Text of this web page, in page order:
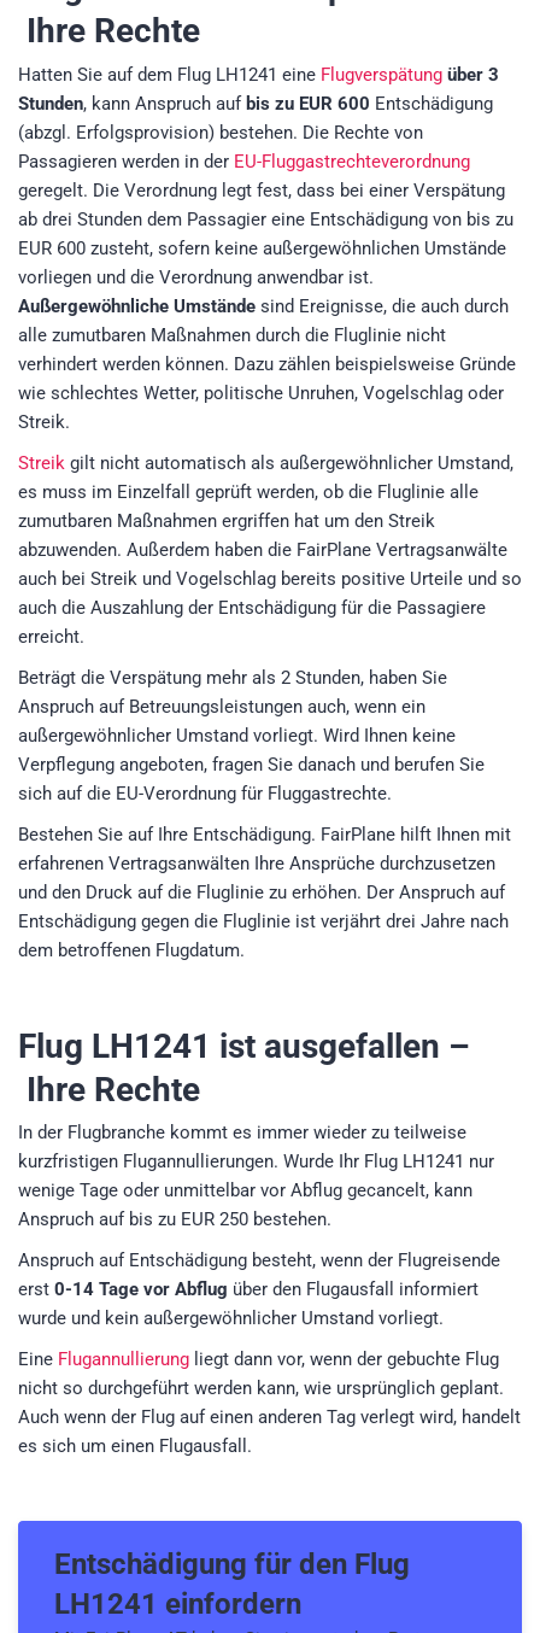
Ihre Rechte
Hatten Sie auf dem Flug LH1241 eine Flugverspätung über 3
Stunden, kann Anspruch auf bis zu EUR 600 Entschädigung
(abzgl. Erfolgsprovision) bestehen. Die Rechte von
Passagieren werden in der EU-Fluggastrechteverordnung
geregelt. Die Verordnung legt fest, dass bei einer Verspätung
ab drei Stunden dem Passagier eine Entschädigung von bis zu
EUR 600 zusteht, sofern keine außergewöhnlichen Umstände
vorliegen und die Verordnung anwendbar ist.
Außergewöhnliche Umstände sind Ereignisse, die auch durch
alle zumutbaren Maßnahmen durch die Fluglinie nicht
verhindert werden können. Dazu zählen beispielsweise Gründe
wie schlechtes Wetter, politische Unruhen, Vogelschlag oder
Streik.
Streik gilt nicht automatisch als außergewöhnlicher Umstand,
es muss im Einzelfall geprüft werden, ob die Fluglinie alle
zumutbaren Maßnahmen ergriffen hat um den Streik
abzuwenden. Außerdem haben die FairPlane Vertragsanwälte
auch bei Streik und Vogelschlag bereits positive Urteile und so
auch die Auszahlung der Entschädigung für die Passagiere
erreicht.
Beträgt die Verspätung mehr als 2 Stunden, haben Sie
Anspruch auf Betreuungsleistungen auch, wenn ein
außergewöhnlicher Umstand vorliegt. Wird Ihnen keine
Verpflegung angeboten, fragen Sie danach und berufen Sie
sich auf die EU-Verordnung für Fluggastrechte.
Bestehen Sie auf Ihre Entschädigung. FairPlane hilft Ihnen mit
erfahrenen Vertragsanwälten Ihre Ansprüche durchzusetzen
und den Druck auf die Fluglinie zu erhöhen. Der Anspruch auf
Entschädigung gegen die Fluglinie ist verjährt drei Jahre nach
dem betroffenen Flugdatum.
Flug LH1241 ist ausgefallen –
Ihre Rechte
In der Flugbranche kommt es immer wieder zu teilweise
kurzfristigen Flugannullierungen. Wurde Ihr Flug LH1241 nur
wenige Tage oder unmittelbar vor Abflug gecancelt, kann
Anspruch auf bis zu EUR 250 bestehen.
Anspruch auf Entschädigung besteht, wenn der Flugreisende
erst 0-14 Tage vor Abflug über den Flugausfall informiert
wurde und kein außergewöhnlicher Umstand vorliegt.
Eine Flugannullierung liegt dann vor, wenn der gebuchte Flug
nicht so durchgeführt werden kann, wie ursprünglich geplant.
Auch wenn der Flug auf einen anderen Tag verlegt wird, handelt
es sich um einen Flugausfall.
Entschädigung für den Flug
LH1241 einfordern